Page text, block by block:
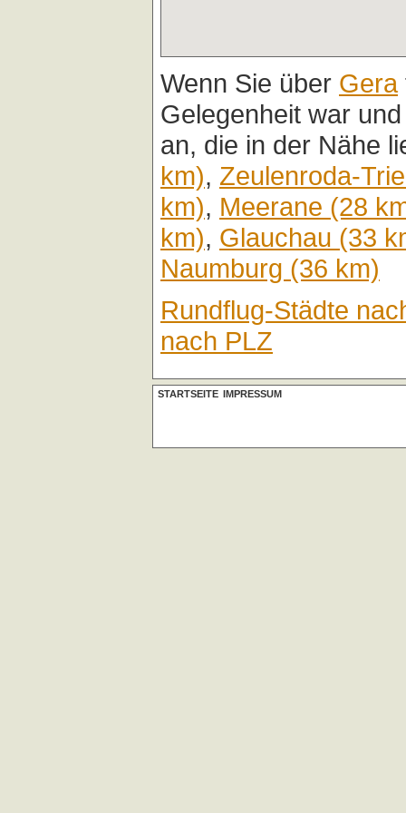
Wenn Sie über Gera
Gelegenheit war
an, die in der Nähe
km), Zeulenroda-
km), Meerane (28
km), Glauchau (33
Naumburg (36 km)
Rundflug-Städte
nach PLZ
STARTSEITE IMPRESSUM